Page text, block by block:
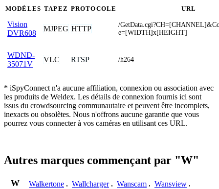
MODÈLES TAPEZ PROTOCOLE URL
Vision
DVR608
MJPEG HTTP
/
e=[WIDTH]x[HEIGHT]
WDND-
35071V
VLC RTSP /h264
* iSpyConnect n'a aucune affiliation, connexion ou association avec
les produits de Weldex. Les détails de connexion fournis ici sont
issus du crowdsourcing communautaire et peuvent être incomplets,
inexacts ou obsolètes. Nous n'offrons aucune garantie que vous
pourrez vous connecter à vos caméras en utilisant ces URL.
Autres marques commençant par "W"
W Walkertone , Wallcharger , Wanscam , Wansview ,